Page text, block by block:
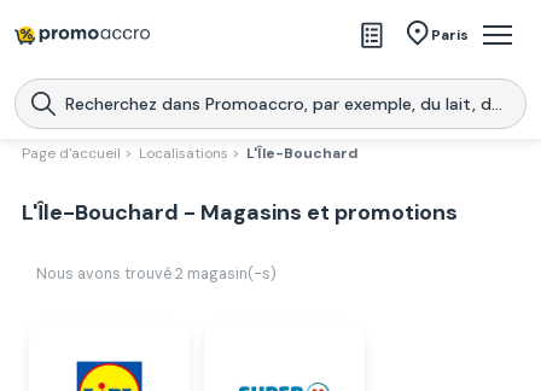
Paris
Magasins
Produits
Télécharge l’application
Promoaccro
l'application
Page d'accueil > Localisations > L'Île-Bouchard
L'Île-Bouchard - Magasins et promotions
Nous avons trouvé 2 magasin(-s)